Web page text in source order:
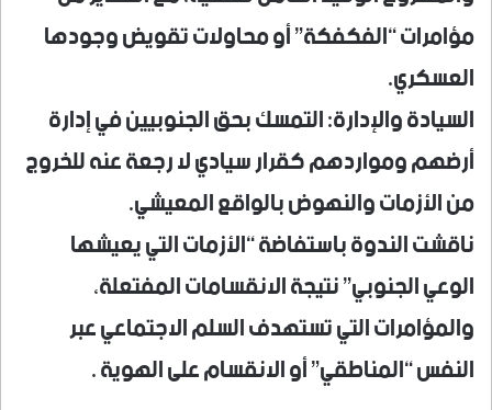
مؤامرات “الفكفكة” أو محاولات تقويض وجودها
العسكري.
السيادة والإدارة: التمسك بحق الجنوبيين في إدارة
أرضهم ومواردهم كقرار سيادي لا رجعة عنه للخروج
من الأزمات والنهوض بالواقع المعيشي.
ناقشت الندوة باستفاضة “الأزمات التي يعيشها
الوعي الجنوبي” نتيجة الانقسامات المفتعلة،
والمؤامرات التي تستهدف السلم الاجتماعي عبر
النفس “المناطقي” أو الانقسام على الهوية .